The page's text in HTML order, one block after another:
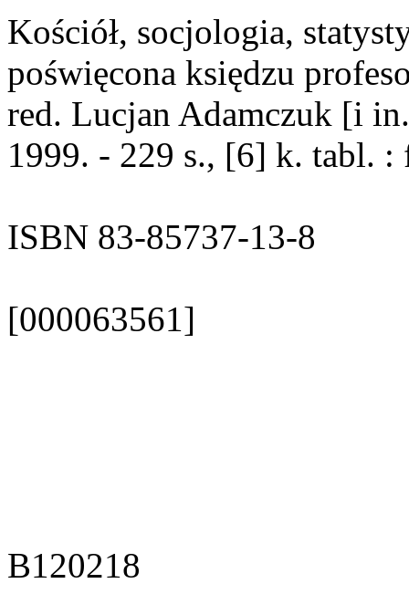
Kościół, socjologia,
poświęcona księdzu
red. Lucjan Adamczuk [i
1999. - 229 s., [6] k. tabl. :
ISBN 83-85737-13-8
[000063561]
B120218